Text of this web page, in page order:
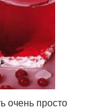
очень просто